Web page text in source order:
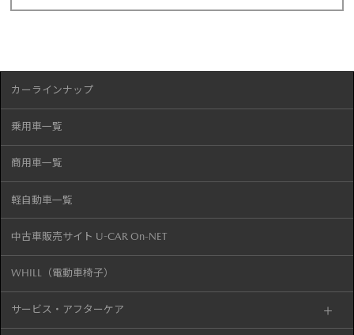
カーラインナップ
乗用車一覧
商用車一覧
軽自動車一覧
中古車販売サイト U-CAR On-NET
WHILL（電動車椅子）
サービス・アフターケア